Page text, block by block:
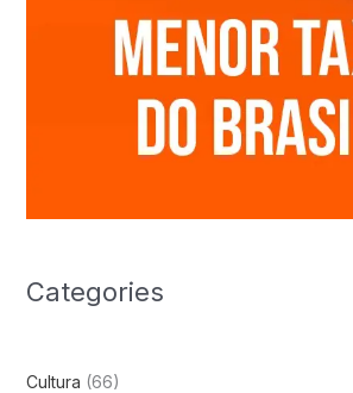
Categories
Cultura (66)